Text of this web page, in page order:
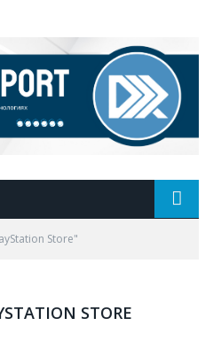
Store"
STORE